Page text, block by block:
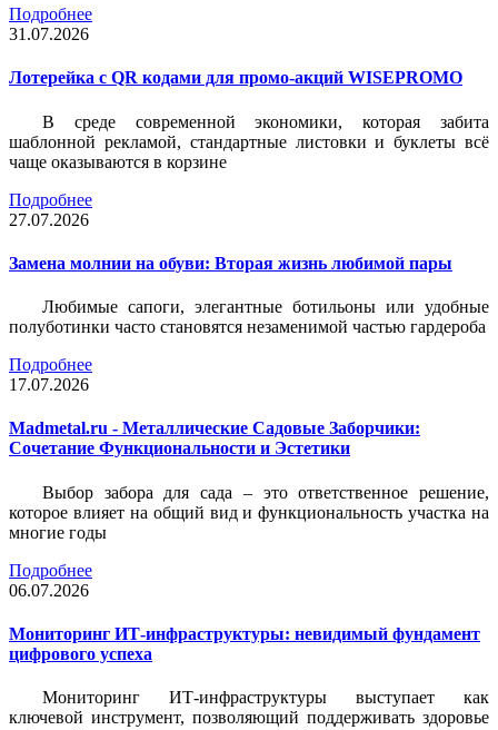
Подробнее
31.07.2026
Лотерейка c QR кодами для промо-акций WISEPROMO
В среде современной экономики, которая забита
шаблонной рекламой, стандартные листовки и буклеты всё
чаще оказываются в корзине
Подробнее
27.07.2026
Замена молнии на обуви: Вторая жизнь любимой пары
Любимые сапоги, элегантные ботильоны или удобные
полуботинки часто становятся незаменимой частью гардероба
Подробнее
17.07.2026
Madmetal.ru - Металлические Садовые Заборчики:
Сочетание Функциональности и Эстетики
Выбор забора для сада – это ответственное решение,
которое влияет на общий вид и функциональность участка на
многие годы
Подробнее
06.07.2026
Мониторинг ИТ-инфраструктуры: невидимый фундамент
цифрового успеха
Мониторинг ИТ-инфраструктуры выступает как
ключевой инструмент, позволяющий поддерживать здоровье